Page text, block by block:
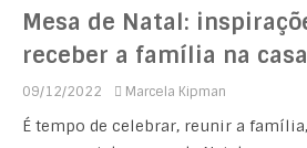
Mesa de Natal:
receber a família na
09/12/2022 Marcela Kipman
É tempo de celebrar, reunir a